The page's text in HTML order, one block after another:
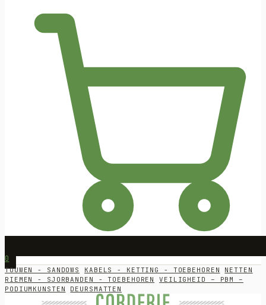
0
TOUWEN - SANDOWS KABELS - KETTING - TOEBEHOREN
NETTEN
RIEMEN - SJORBANDEN - TOEBEHOREN
VEILIGHEID – PBM –
PODIUMKUNSTEN
DEURSMATTEN